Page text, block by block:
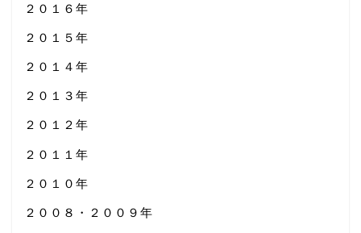
２０１６年
２０１５年
２０１４年
２０１３年
２０１２年
２０１１年
２０１０年
２００８・２００９年